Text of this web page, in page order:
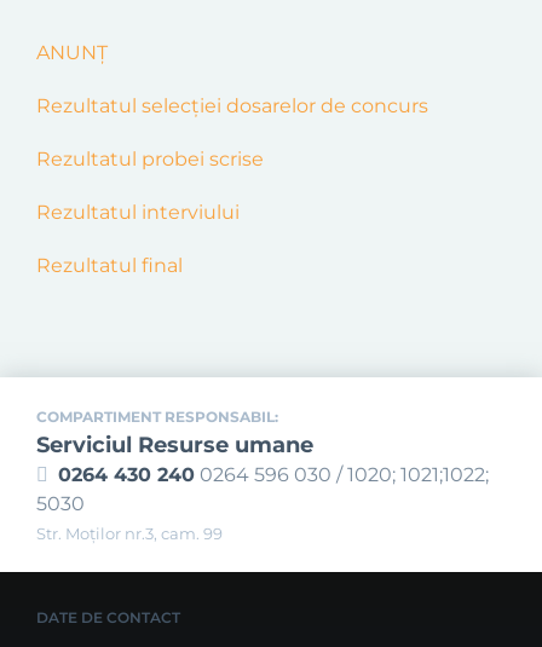
ANUNȚ
Rezultatul selecției dosarelor de concurs
Rezultatul probei scrise
Rezultatul interviului
Rezultatul final
COMPARTIMENT RESPONSABIL:
Serviciul Resurse umane
0264 430 240 0264 596 030 / 1020; 1021;1022;
5030
Str. Moţilor nr.3, cam. 99
DATE DE CONTACT